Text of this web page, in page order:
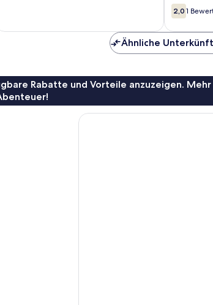
2.0
von
10,
1
2,0 1
Ähnliche
Rabatte und Vorteile anzuzeigen. Mehr